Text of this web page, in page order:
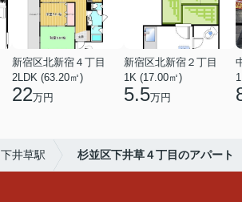
新宿区北新宿４丁目
2LDK (63.20㎡)
22万円
新宿区北新宿２丁目
1K (17.00㎡)
5.5万円
下井草駅 杉並区下井草４丁目のアパート